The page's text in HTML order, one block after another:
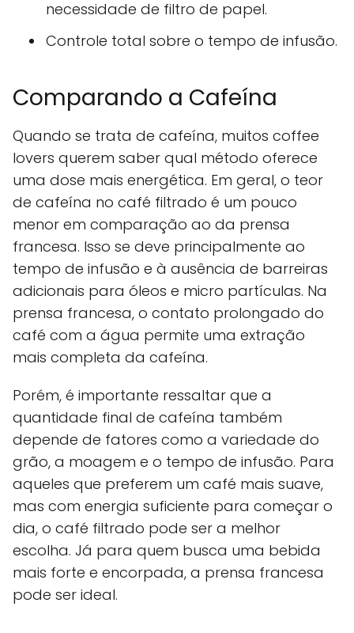
necessidade de filtro de papel.
Controle total sobre o tempo de infusão.
Comparando a Cafeína
Quando se trata de cafeína, muitos coffee
lovers querem saber qual método oferece
uma dose mais energética. Em geral, o teor
de cafeína no café filtrado é um pouco
menor em comparação ao da prensa
francesa. Isso se deve principalmente ao
tempo de infusão e à ausência de barreiras
adicionais para óleos e micro partículas. Na
prensa francesa, o contato prolongado do
café com a água permite uma extração
mais completa da cafeína.
Porém, é importante ressaltar que a
quantidade final de cafeína também
depende de fatores como a variedade do
grão, a moagem e o tempo de infusão. Para
aqueles que preferem um café mais suave,
mas com energia suficiente para começar o
dia, o café filtrado pode ser a melhor
escolha. Já para quem busca uma bebida
mais forte e encorpada, a prensa francesa
pode ser ideal.